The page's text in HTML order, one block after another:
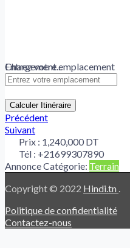
Chargement...
Entrez votre emplacement
Calculer Itinéraire
Précédent
Suivant
Prix : 1,240,000 DT
Tél : +21699307890
Annonce Catégorie: Terrain
Copyright © 2022 Hindi.tn .
Politique de confidentialité
Contactez-nous